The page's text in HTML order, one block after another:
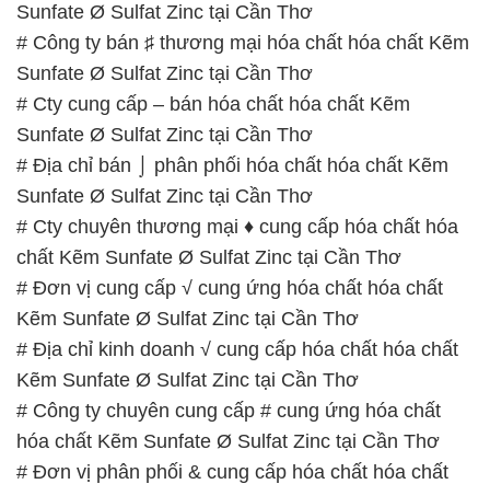
Sunfate Ø Sulfat Zinc tại Cần Thơ
# Công ty bán ♯ thương mại hóa chất hóa chất Kẽm
Sunfate Ø Sulfat Zinc tại Cần Thơ
# Cty cung cấp – bán hóa chất hóa chất Kẽm
Sunfate Ø Sulfat Zinc tại Cần Thơ
# Địa chỉ bán ⌡ phân phối hóa chất hóa chất Kẽm
Sunfate Ø Sulfat Zinc tại Cần Thơ
# Cty chuyên thương mại ♦ cung cấp hóa chất hóa
chất Kẽm Sunfate Ø Sulfat Zinc tại Cần Thơ
# Đơn vị cung cấp √ cung ứng hóa chất hóa chất
Kẽm Sunfate Ø Sulfat Zinc tại Cần Thơ
# Địa chỉ kinh doanh √ cung cấp hóa chất hóa chất
Kẽm Sunfate Ø Sulfat Zinc tại Cần Thơ
# Công ty chuyên cung cấp # cung ứng hóa chất
hóa chất Kẽm Sunfate Ø Sulfat Zinc tại Cần Thơ
# Đơn vị phân phối & cung cấp hóa chất hóa chất